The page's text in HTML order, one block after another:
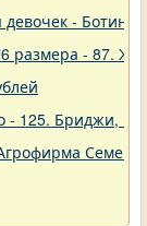
- Ботинки
размера - 87.
- 125. Бриджи,